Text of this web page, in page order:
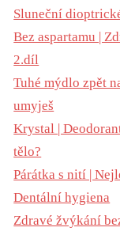
Sluneční
Bez aspartamu |
2.díl
Tuhé mýdlo zpět
umyješ
Krystal |
tělo?
Párátka s nití |
Dentální hygiena
Zdravé žvýkání